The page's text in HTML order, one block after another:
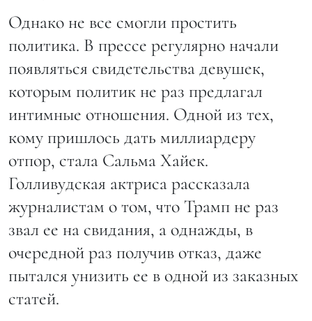
Однако не все смогли простить
политика. В прессе регулярно начали
появляться свидетельства девушек,
которым политик не раз предлагал
интимные отношения. Одной из тех,
кому пришлось дать миллиардеру
отпор, стала Сальма Хайек.
Голливудская актриса рассказала
журналистам о том, что Трамп не раз
звал ее на свидания, а однажды, в
очередной раз получив отказ, даже
пытался унизить ее в одной из заказных
статей.